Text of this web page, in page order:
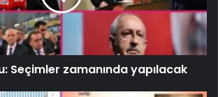
Seçimler zamanında yapılacak